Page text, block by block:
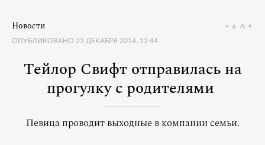
Новости
ОПУБЛИКОВАНО 23 ДЕКАБРЯ 2014, 12:44
a A
Тейлор Свифт отправилась на
прогулку с родителями
Певица проводит выходные в компании семьи.